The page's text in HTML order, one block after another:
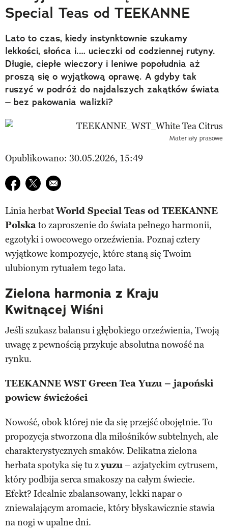
Special Teas od TEEKANNE
Lato to czas, kiedy instynktownie szukamy
lekkości, słońca i.… ucieczki od codziennej rutyny.
Długie, ciepłe wieczory i leniwe popołudnia aż
proszą się o wyjątkową oprawę. A gdyby tak
ruszyć w podróż do najdalszych zakątków świata
– bez pakowania walizki?
Materiały prasowe
Opublikowano: 30.05.2026, 15:49
Udostępnij na facebook
Udostępnij na twitter
E-mail do przyjaciela
Linia herbatWorld Special Teas od TEEKANNE
Polskato zaproszenie do świata pełnego harmonii,
egzotyki i owocowego orzeźwienia. Poznaj cztery
wyjątkowe kompozycje, które staną się Twoim
ulubionym rytuałem tego lata.
Zielona harmonia z Kraju
Kwitnącej Wiśni
Jeśli szukasz balansu i głębokiego orzeźwienia, Twoją
uwagę z pewnością przykuje absolutna nowość na
rynku.
TEEKANNE WST Green Tea Yuzu – japoński
powiew świeżości
Nowość, obok której nie da się przejść obojętnie. To
propozycja stworzona dla miłośników subtelnych, ale
charakterystycznych smaków. Delikatna zielona
herbata spotyka się tu zyuzu– azjatyckim cytrusem,
który podbija serca smakoszy na całym świecie.
Efekt? Idealnie zbalansowany, lekki napar o
zniewalającym aromacie, który błyskawicznie stawia
na nogi w upalne dni.